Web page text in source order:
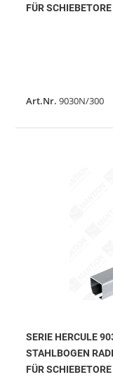
FÜR SCHIEBETORE
Art.Nr. 9030N/300
SERIE HERCULE
STAHLBOGEN
FÜR SCHIEBETORE